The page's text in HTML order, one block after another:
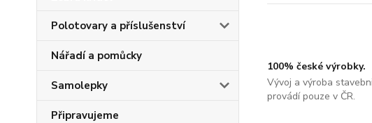
Polotovary a příslušenství
Nářadí a pomůcky
Samolepky
Připravujeme
100% české výrobky.
Vývoj a výroba
provádí pouze v ČR.